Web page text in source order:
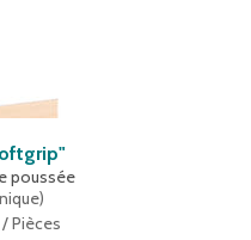
poussée
)
/Pièces